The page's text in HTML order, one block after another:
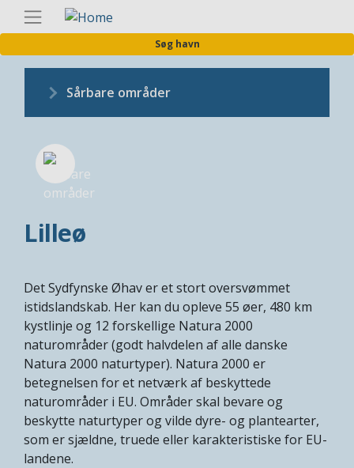
Søg havn
Sårbare områder
Lilleø
Det Sydfynske Øhav er et stort oversvømmet
istidslandskab. Her kan du opleve 55 øer, 480 km
kystlinje og 12 forskellige Natura 2000
naturområder (godt halvdelen af alle danske
Natura 2000 naturtyper). Natura 2000 er
betegnelsen for et netværk af beskyttede
naturområder i EU. Områder skal bevare og
beskytte naturtyper og vilde dyre- og plantearter,
som er sjældne, truede eller karakteristiske for EU-
landene.